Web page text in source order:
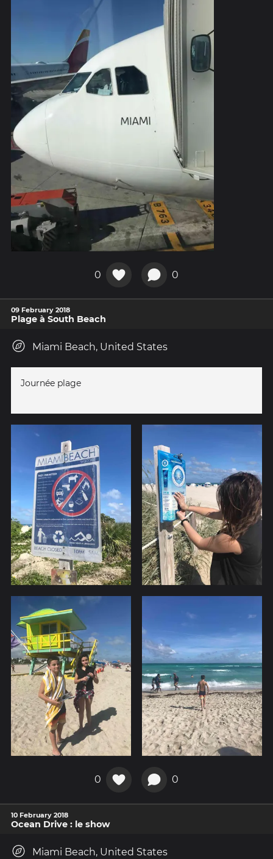
0 0
09 February 2018
Plage à South Beach
Miami Beach, United States
Journée plage
0 0
10 February 2018
Ocean Drive : le show
Miami Beach, United States